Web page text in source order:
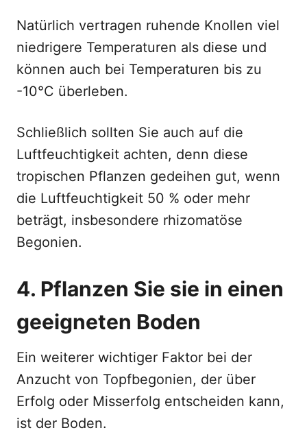
Natürlich vertragen ruhende Knollen viel
niedrigere Temperaturen als diese und
können auch bei Temperaturen bis zu
-10°C überleben.
Schließlich sollten Sie auch auf die
Luftfeuchtigkeit achten, denn diese
tropischen Pflanzen gedeihen gut, wenn
die Luftfeuchtigkeit 50 % oder mehr
beträgt, insbesondere rhizomatöse
Begonien.
4. Pflanzen Sie sie in einen
geeigneten Boden
Ein weiterer wichtiger Faktor bei der
Anzucht von Topfbegonien, der über
Erfolg oder Misserfolg entscheiden kann,
ist der Boden.